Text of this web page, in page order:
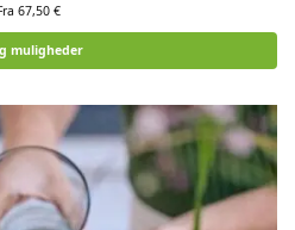
67,50 €
muligheder